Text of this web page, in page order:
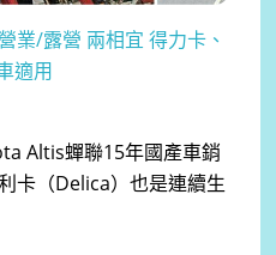
業/露營 兩相宜 得力卡、
適用
Altis蟬聯15年國產車銷
卡（Delica）也是連續生